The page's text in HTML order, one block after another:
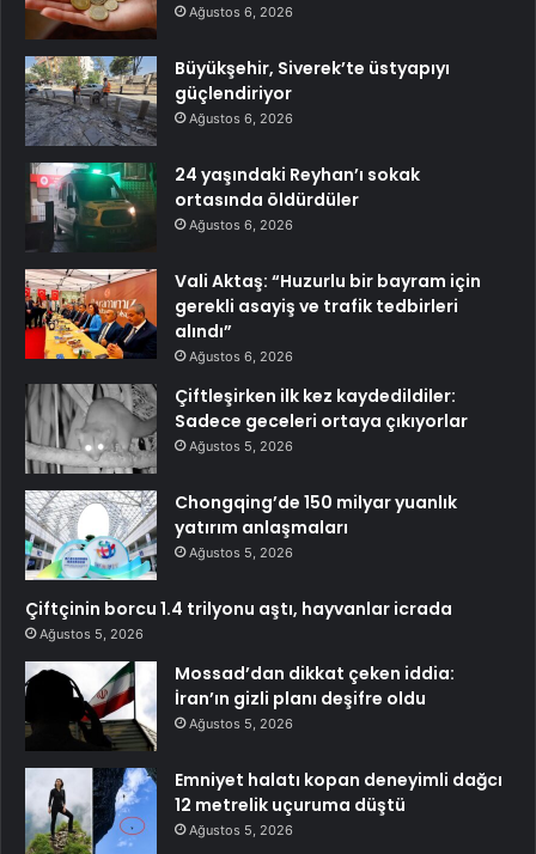
Ağustos 6, 2026
Büyükşehir, Siverek’te üstyapıyı
güçlendiriyor
Ağustos 6, 2026
24 yaşındaki Reyhan’ı sokak
ortasında öldürdüler
Ağustos 6, 2026
Vali Aktaş: “Huzurlu bir bayram için
gerekli asayiş ve trafik tedbirleri
alındı”
Ağustos 6, 2026
Çiftleşirken ilk kez kaydedildiler:
Sadece geceleri ortaya çıkıyorlar
Ağustos 5, 2026
Chongqing’de 150 milyar yuanlık
yatırım anlaşmaları
Ağustos 5, 2026
Çiftçinin borcu 1.4 trilyonu aştı, hayvanlar icrada
Ağustos 5, 2026
Mossad’dan dikkat çeken iddia:
İran’ın gizli planı deşifre oldu
Ağustos 5, 2026
Emniyet halatı kopan deneyimli dağcı
12 metrelik uçuruma düştü
Ağustos 5, 2026